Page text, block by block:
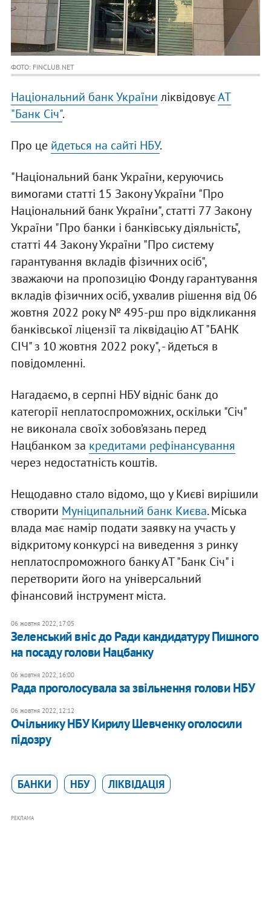
ФОТО: FINCLUB.NET
Національний банк України ліквідовуєАТ
"Банк Січ".
Про це йдеться на сайті НБУ.
"Національний банк України, керуючись
вимогами статті 15 Закону України "Про
Національний банк України", статті 77 Закону
України "Про банки і банківську діяльність",
статті 44 Закону України "Про систему
гарантування вкладів фізичних осіб",
зважаючи на пропозицію Фонду гарантування
вкладів фізичних осіб, ухвалив рішення від 06
жовтня 2022 року № 495-рш про відкликання
банківської ліцензії та ліквідацію АТ "БАНК
СІЧ" з 10 жовтня 2022 року", - йдеться в
повідомленні.
Нагадаємо, в серпні НБУ відніс банк до
категорії неплатоспроможних, оскільки "Січ"
не виконала своїх зобов’язань перед
Нацбанком за кредитами рефінансування
через недостатність коштів.
Нещодавно стало відомо, що у Києві вирішили
створити Муніципальний банк Києва. Міська
влада має намір подати заявку на участь у
відкритому конкурсі на виведення з ринку
неплатоспроможного банку АТ "Банк Січ" і
перетворити його на універсальний
фінансовий інструмент міста.
06 жовтня 2022, 17:05
Зеленський вніс до Ради кандидатуру Пишного
на посаду голови Нацбанку
06 жовтня 2022, 16:00
Рада проголосувала за звільнення голови НБУ
06 жовтня 2022, 12:12
Очільнику НБУ Кирилу Шевченку оголосили
підозру
БАНКИ НБУ ЛІКВІДАЦІЯ
РЕКЛАМА